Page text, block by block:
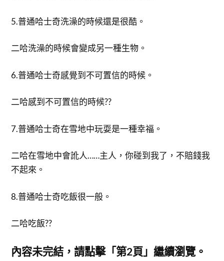
5.普通哈士奇洗澡的時候還是很酷。
二哈洗澡的時候會變成另一種生物。
6.普通哈士奇感覺到不可置信的時候。
二哈感到不可置信的時候??
7.普通哈士奇在雪地中玩耍是一種幸福。
二哈在雪地中會訛人……主人，你碰到我了，不賠錢我
不起來。
8.普通哈士奇吃飯很一般。
二哈吃飯??
內容未完結，請點擊「第2頁」繼續瀏覽。